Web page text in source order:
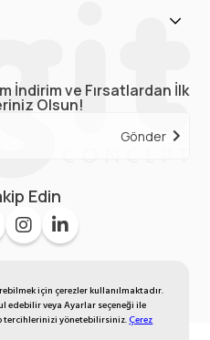
için çerezler kullanılmaktadır.
edebilir veya Ayarlar seçeneği ile
tercihlerinizi yönetebilirsiniz.Çerez
İndirim ve Fırsatlardan İlk
Olsun!
Gönder
Edin